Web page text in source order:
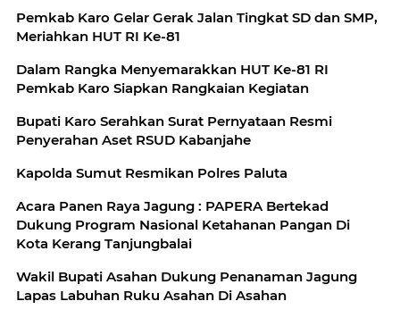
Pemkab Karo Gelar Gerak Jalan Tingkat SD dan SMP,
Meriahkan HUT RI Ke-81
Dalam Rangka Menyemarakkan HUT Ke-81 RI
Pemkab Karo Siapkan Rangkaian Kegiatan
Bupati Karo Serahkan Surat Pernyataan Resmi
Penyerahan Aset RSUD Kabanjahe
Kapolda Sumut Resmikan Polres Paluta
Acara Panen Raya Jagung : PAPERA Bertekad
Dukung Program Nasional Ketahanan Pangan Di
Kota Kerang Tanjungbalai
Wakil Bupati Asahan Dukung Penanaman Jagung
Lapas Labuhan Ruku Asahan Di Asahan